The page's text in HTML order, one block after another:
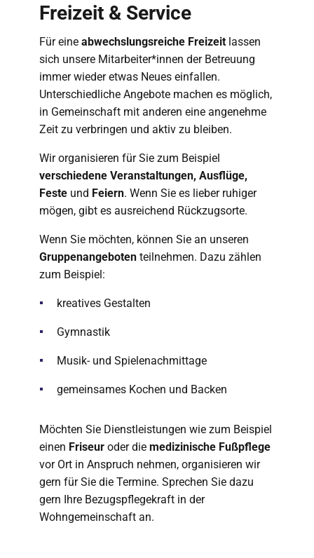
Freizeit & Service
Für eine abwechslungsreiche Freizeit lassen
sich unsere Mitarbeiter*innen der Betreuung
immer wieder etwas Neues einfallen.
Unterschiedliche Angebote machen es möglich,
in Gemeinschaft mit anderen eine angenehme
Zeit zu verbringen und aktiv zu bleiben.
Wir organisieren für Sie zum Beispiel
verschiedene Veranstaltungen, Ausflüge,
Feste und Feiern. Wenn Sie es lieber ruhiger
mögen, gibt es ausreichend Rückzugsorte.
Wenn Sie möchten, können Sie an unseren
Gruppenangeboten teilnehmen. Dazu zählen
zum Beispiel:
kreatives Gestalten
Gymnastik
Musik- und Spielenachmittage
gemeinsames Kochen und Backen
Möchten Sie Dienstleistungen wie zum Beispiel
einen Friseur oder die medizinische Fußpflege
vor Ort in Anspruch nehmen, organisieren wir
gern für Sie die Termine. Sprechen Sie dazu
gern Ihre Bezugspflegekraft in der
Wohngemeinschaft an.